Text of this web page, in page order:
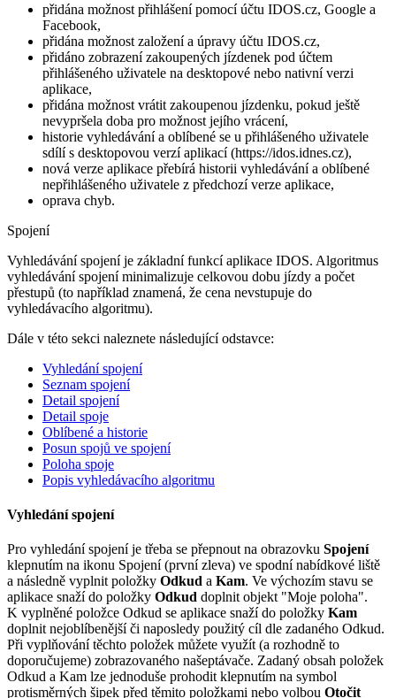
přidána možnost přihlášení pomocí účtu IDOS.cz, Google a
Facebook,
přidána možnost založení a úpravy účtu IDOS.cz,
přidáno zobrazení zakoupených jízdenek pod účtem
přihlášeného uživatele na desktopové nebo nativní verzi
aplikace,
přidána možnost vrátit zakoupenou jízdenku, pokud ještě
nevypršela doba pro možnost jejího vrácení,
historie vyhledávání a oblíbené se u přihlášeného uživatele
sdílí s desktopovou verzí aplikací (https://idos.idnes.cz),
nová verze aplikace přebírá historii vyhledávání a oblíbené
nepřihlášeného uživatele z předchozí verze aplikace,
oprava chyb.
Spojení
Vyhledávání spojení je základní funkcí aplikace IDOS. Algoritmus
vyhledávání spojení minimalizuje celkovou dobu jízdy a počet
přestupů (to například znamená, že cena nevstupuje do
vyhledávacího algoritmu).
Dále v této sekci naleznete následující odstavce:
Vyhledání spojení
Seznam spojení
Detail spojení
Detail spoje
Oblíbené a historie
Posun spojů ve spojení
Poloha spoje
Popis vyhledávacího algoritmu
Vyhledání spojení
Pro vyhledání spojení je třeba se přepnout na obrazovku Spojení
klepnutím na ikonu Spojení (první zleva) ve spodní nabídkové liště
a následně vyplnit položky Odkud a Kam. Ve výchozím stavu se
aplikace snaží do položky Odkud doplnit objekt "Moje poloha".
K vyplněné položce Odkud se aplikace snaží do položky Kam
doplnit nejoblíbenější či naposledy použitý cíl dle zadaného Odkud.
Při vyplňování těchto položek můžete využít (a rozhodně to
doporučujeme) zobrazovaného našeptávače. Zadaný obsah položek
Odkud a Kam lze jednoduše prohodit klepnutím na symbol
protisměrných šipek před těmito položkami nebo volbou Otočit